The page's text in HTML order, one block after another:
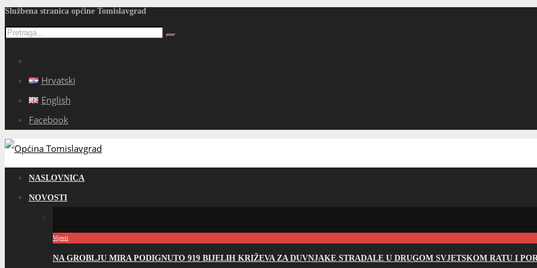
Službena stranica općine Tomislavgrad
Hrvatski
English
Facebook
NASLOVNICA
NOVOSTI
Vijesti
NA GROBLJU MIRA PODIGNUTO 919 BIJELIH KRIŽEVA ZA DUVNJAKE STRADALE U DRUGOM SVJETSKOM RATU I